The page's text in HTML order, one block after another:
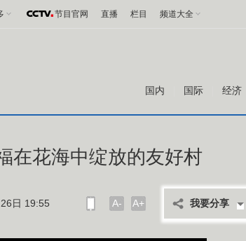
节目官网 直播 栏目 频道大全
国内 国际 经济
在花海中绽放的友好村
日 19:55 A- A+ 我要分享